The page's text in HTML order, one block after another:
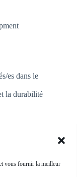
vous fournir la meilleur
es dans le
la durabilité